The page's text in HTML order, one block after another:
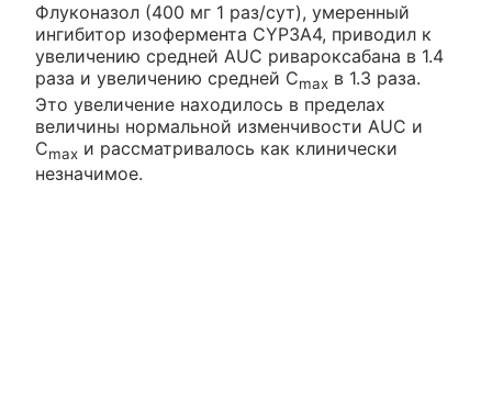
Флуконазол (400 мг 1 раз/сут), умеренный
ингибитор изофермента CYP3A4, приводил к
увеличению средней AUC ривароксабана в 1.4
раза и увеличению средней Cmax в 1.3 раза.
Это увеличение находилось в пределах
величины нормальной изменчивости AUC и
Cmax и рассматривалось как клинически
незначимое.